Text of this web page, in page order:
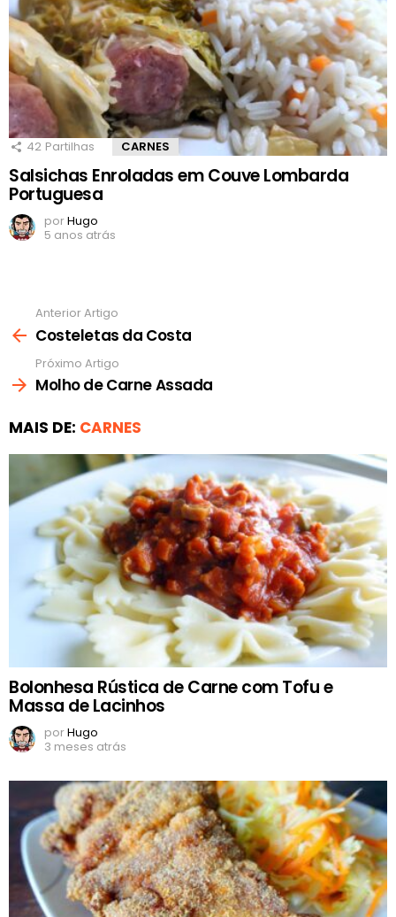
42 Partilhas CARNES
Salsichas Enroladas em Couve Lombarda
Portuguesa
porHugo
5 anos atrás
mais
Anterior Artigo
Costeletas da Costa
Próximo Artigo
Molho de Carne Assada
MAIS DE: CARNES
Bolonhesa Rústica de Carne com Tofu e
Massa de Lacinhos
porHugo
3 meses atrás